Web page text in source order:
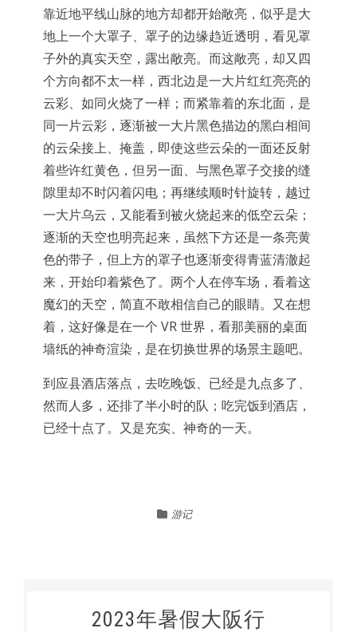
靠近地平线山脉的地方却都开始敞亮，似乎是大
地上一个大罩子、罩子的边缘趋近透明，看见罩
子外的真实天空，露出敞亮。而这敞亮，却又四
个方向都不太一样，西北边是一大片红红亮亮的
云彩、如同火烧了一样；而紧靠着的东北面，是
同一片云彩，逐渐被一大片黑色描边的黑白相间
的云朵接上、掩盖，即使这些云朵的一面还反射
着些许红黄色，但另一面、与黑色罩子交接的缝
隙里却不时闪着闪电；再继续顺时针旋转，越过
一大片乌云，又能看到被火烧起来的低空云朵；
逐渐的天空也明亮起来，虽然下方还是一条亮黄
色的带子，但上方的罩子也逐渐变得青蓝清澈起
来，开始印着紫色了。两个人在停车场，看着这
魔幻的天空，简直不敢相信自己的眼睛。又在想
着，这好像是在一个 VR 世界，看那美丽的桌面
墙纸的神奇渲染，是在切换世界的场景主题吧。
到应县酒店落点，去吃晚饭、已经是九点多了、
然而人多，还排了半小时的队；吃完饭到酒店，
已经十点了。又是充实、神奇的一天。
游记
2023年暑假大阪行